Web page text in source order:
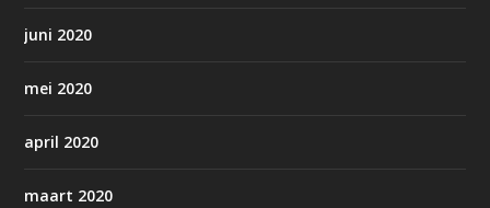
juni 2020
mei 2020
april 2020
maart 2020